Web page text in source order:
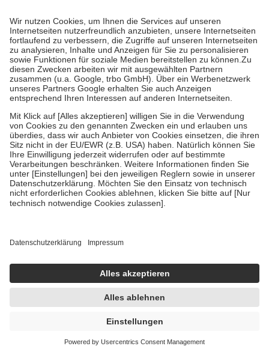
WELEDA CHOLEODORON Tropfen 50 ml
Mischung
50 ml
Mischung
-26% AVP: 27,79 €
20,70 €
414,00 € / 1 l
In den Warenkorb